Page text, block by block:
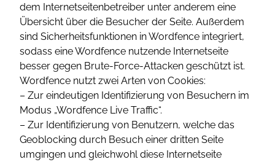
dem Internetseitenbetreiber unter anderem eine
Übersicht über die Besucher der Seite. Außerdem
sind Sicherheitsfunktionen in Wordfence integriert,
sodass eine Wordfence nutzende Internetseite
besser gegen Brute-Force-Attacken geschützt ist.
Wordfence nutzt zwei Arten von Cookies:
– Zur eindeutigen Identifizierung von Besuchern im
Modus „Wordfence Live Traffic“.
– Zur Identifizierung von Benutzern, welche das
Geoblocking durch Besuch einer dritten Seite
umgingen und gleichwohl diese Internetseite